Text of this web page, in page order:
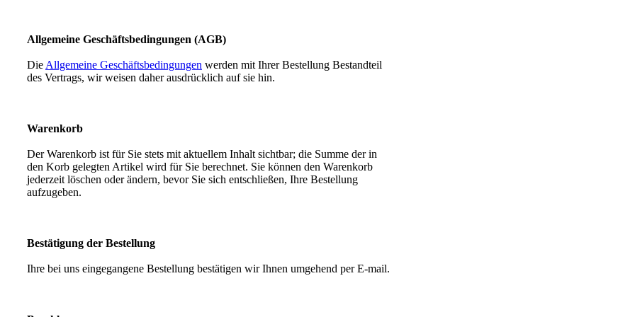
Allgemeine Geschäftsbedingungen (AGB)
Die Allgemeine Geschäftsbedingungen werden mit Ihrer Bestellung Bestandteil
des Vertrags, wir weisen daher ausdrücklich auf sie hin.
Warenkorb
Der Warenkorb ist für Sie stets mit aktuellem Inhalt sichtbar; die Summe der in
den Korb gelegten Artikel wird für Sie berechnet. Sie können den Warenkorb
jederzeit löschen oder ändern, bevor Sie sich entschließen, Ihre Bestellung
aufzugeben.
Bestätigung der Bestellung
Ihre bei uns eingegangene Bestellung bestätigen wir Ihnen umgehend per E-mail.